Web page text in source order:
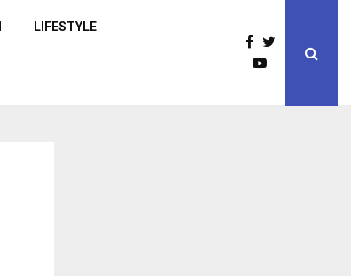
LIFESTYLE